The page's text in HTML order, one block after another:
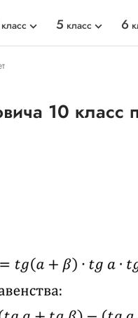
класс 5 класс 6
10 класс